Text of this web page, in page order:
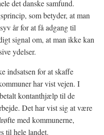
det danske samfund.
som betyder, at man
år for at få adgang til
signal om, at man ikke kan
ydelser.
indsatsen for at skaffe
har vist vejen. I
kontanthjælp til de
Det har vist sig at være
med kommunerne,
til hele landet.